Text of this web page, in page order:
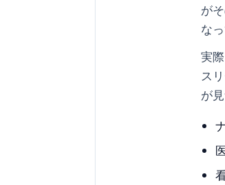
が
な
実
ス
が